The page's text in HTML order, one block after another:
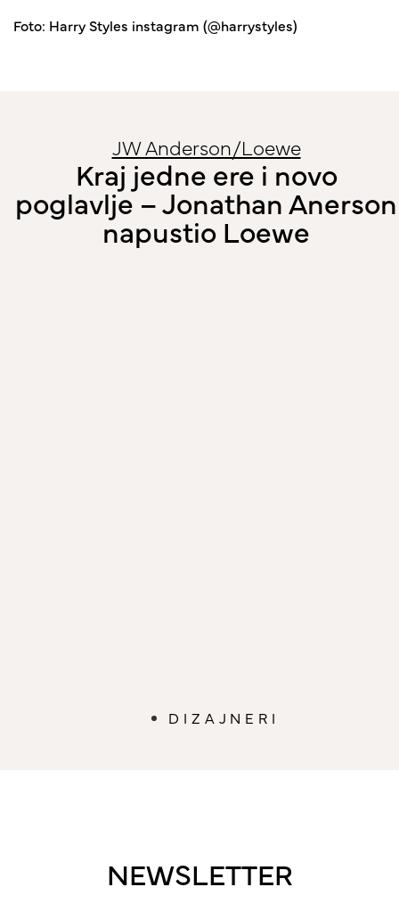
Foto: Harry Styles instagram (@harrystyles)
JW Anderson/Loewe
Kraj jedne ere i novo
poglavlje – Jonathan Anerson
napustio Loewe
DIZAJNERI
NEWSLETTER